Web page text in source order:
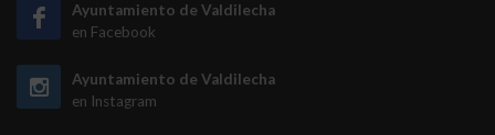
Ayuntamiento de Valdilecha
en Facebook
Ayuntamiento de Valdilecha
en Instagram